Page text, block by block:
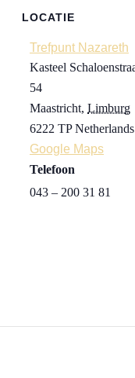
LOCATIE
Trefpunt Nazareth
Kasteel
54
Maastricht, Limburg
6222 TP Netherlands
Google Maps
Telefoon
043 – 200 31 81